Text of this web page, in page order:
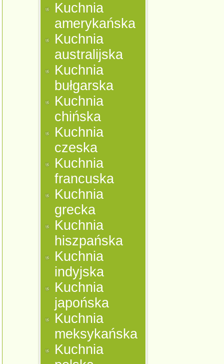
Kuchnia
amerykańska
Kuchnia
australijska
Kuchnia
bułgarska
Kuchnia
chińska
Kuchnia
czeska
Kuchnia
francuska
Kuchnia
grecka
Kuchnia
hiszpańska
Kuchnia
indyjska
Kuchnia
japońska
Kuchnia
meksykańska
Kuchnia